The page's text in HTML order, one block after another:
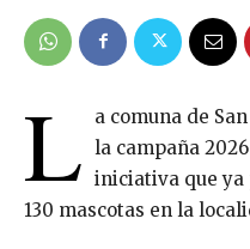
L
a comuna de
la campaña
iniciativa que ya
130 mascotas en la